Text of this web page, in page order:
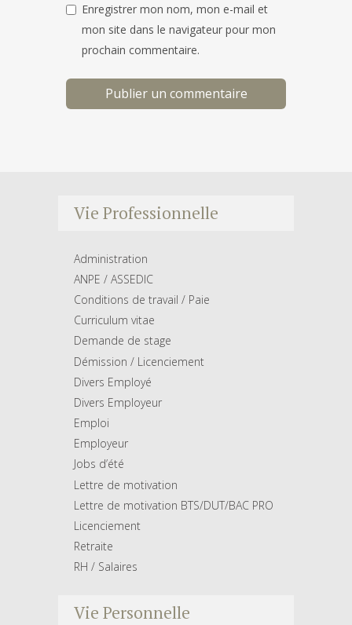
Enregistrer mon nom, mon e-mail et
mon site dans le navigateur pour mon
prochain commentaire.
Vie Professionnelle
Administration
ANPE / ASSEDIC
Conditions de travail / Paie
Curriculum vitae
Demande de stage
Démission / Licenciement
Divers Employé
Divers Employeur
Emploi
Employeur
Jobs d’été
Lettre de motivation
Lettre de motivation BTS/DUT/BAC PRO
Licenciement
Retraite
RH / Salaires
Vie Personnelle